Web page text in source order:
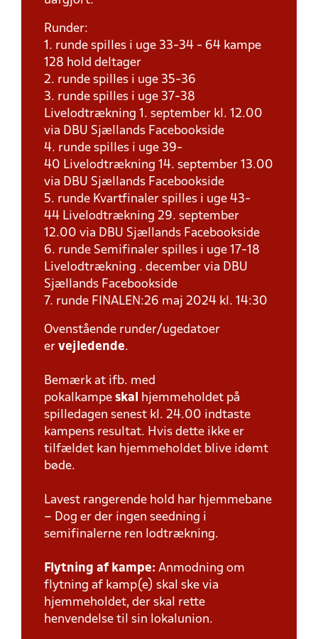
Runder:
1. runde spilles i uge 33-34 - 64 kampe
128 hold deltager
2. runde spilles i uge 35-36
3. runde spilles i uge 37-38
Livelodtrækning 1. september kl. 12.00
via DBU Sjællands Facebookside
4. runde spilles i uge 39-
40 Livelodtrækning 14. september 13.00
via DBU Sjællands Facebookside
5. runde Kvartfinaler spilles i uge 43-
44 Livelodtrækning 29. september
12.00 via DBU Sjællands Facebookside
6. runde Semifinaler spilles i uge 17-18
Livelodtrækning . december via DBU
Sjællands Facebookside
7. runde FINALEN:26 maj 2024 kl. 14:30
Ovenstående runder/ugedatoer
er vejledende.
Bemærk at ifb. med
pokalkampe skal
hjemmeholdet på
spilledagen senest kl. 24.00 indtaste
kampens resultat. Hvis dette ikke er
tilfældet kan hjemmeholdet blive idømt
bøde.
Lavest rangerende hold har hjemmebane
– Dog er der ingen seedning i
semifinalerne ren lodtrækning.
Flytning af kampe: Anmodning om
flytning af kamp(e) skal ske via
hjemmeholdet, der skal rette
henvendelse til sin lokalunion.